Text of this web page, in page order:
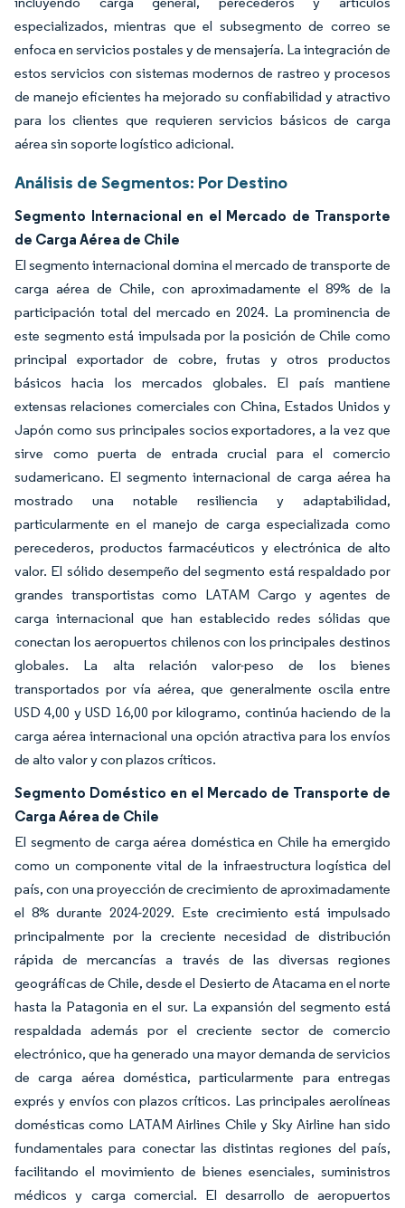
especializados, mientras que el subsegmento de correo se
enfoca en servicios postales y de mensajería. La integración de
estos servicios con sistemas modernos de rastreo y procesos
de manejo eficientes ha mejorado su confiabilidad y atractivo
para los clientes que requieren servicios básicos de carga
aérea sin soporte logístico adicional.
Análisis de Segmentos: Por Destino
Segmento Internacional en el Mercado de Transporte
de Carga Aérea de Chile
El segmento internacional domina el mercado de transporte de
carga aérea de Chile, con aproximadamente el 89% de la
participación total del mercado en 2024. La prominencia de
este segmento está impulsada por la posición de Chile como
principal exportador de cobre, frutas y otros productos
básicos hacia los mercados globales. El país mantiene
extensas relaciones comerciales con China, Estados Unidos y
Japón como sus principales socios exportadores, a la vez que
sirve como puerta de entrada crucial para el comercio
sudamericano. El segmento internacional de carga aérea ha
mostrado una notable resiliencia y adaptabilidad,
particularmente en el manejo de carga especializada como
perecederos, productos farmacéuticos y electrónica de alto
valor. El sólido desempeño del segmento está respaldado por
grandes transportistas como LATAM Cargo y agentes de
carga internacional que han establecido redes sólidas que
conectan los aeropuertos chilenos con los principales destinos
globales. La alta relación valor-peso de los bienes
transportados por vía aérea, que generalmente oscila entre
USD 4,00 y USD 16,00 por kilogramo, continúa haciendo de la
carga aérea internacional una opción atractiva para los envíos
de alto valor y con plazos críticos.
Segmento Doméstico en el Mercado de Transporte de
Carga Aérea de Chile
El segmento de carga aérea doméstica en Chile ha emergido
como un componente vital de la infraestructura logística del
país, con una proyección de crecimiento de aproximadamente
el 8% durante 2024-2029. Este crecimiento está impulsado
principalmente por la creciente necesidad de distribución
rápida de mercancías a través de las diversas regiones
geográficas de Chile, desde el Desierto de Atacama en el norte
hasta la Patagonia en el sur. La expansión del segmento está
respaldada además por el creciente sector de comercio
electrónico, que ha generado una mayor demanda de servicios
de carga aérea doméstica, particularmente para entregas
exprés y envíos con plazos críticos. Las principales aerolíneas
domésticas como LATAM Airlines Chile y Sky Airline han sido
fundamentales para conectar las distintas regiones del país,
facilitando el movimiento de bienes esenciales, suministros
médicos y carga comercial. El desarrollo de aeropuertos